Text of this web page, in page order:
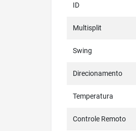
ID
Multisplit
Swing
Direcionamento
Temperatura
Controle Remoto